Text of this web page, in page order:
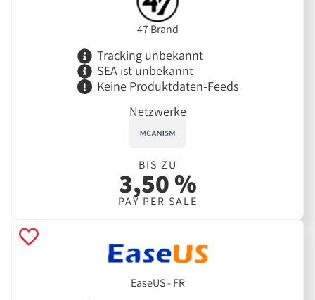
47 Brand
Tracking unbekannt
SEA ist unbekannt
Keine Produktdaten-Feeds
Netzwerke
BIS ZU
3,50 %
PAY PER SALE
EaseUS - FR